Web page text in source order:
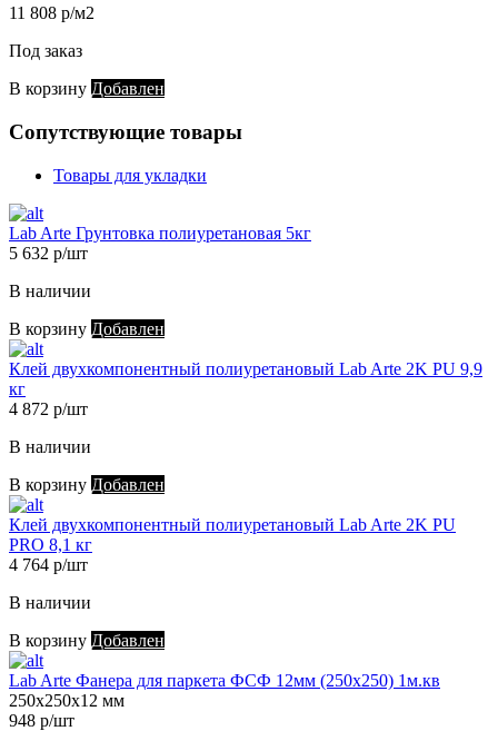
11 808 р/м2
Под заказ
В корзину Добавлен
Сопутствующие товары
Товары для укладки
Lab Arte Грунтовка полиуретановая 5кг
5 632 р/шт
В наличии
В корзину Добавлен
Клей двухкомпонентный полиуретановый Lab Arte 2K PU 9,9
кг
4 872 р/шт
В наличии
В корзину Добавлен
Клей двухкомпонентный полиуретановый Lab Arte 2K PU
PRO 8,1 кг
4 764 р/шт
В наличии
В корзину Добавлен
Lab Arte Фанера для паркета ФСФ 12мм (250х250) 1м.кв
250х250х12 мм
948 р/шт